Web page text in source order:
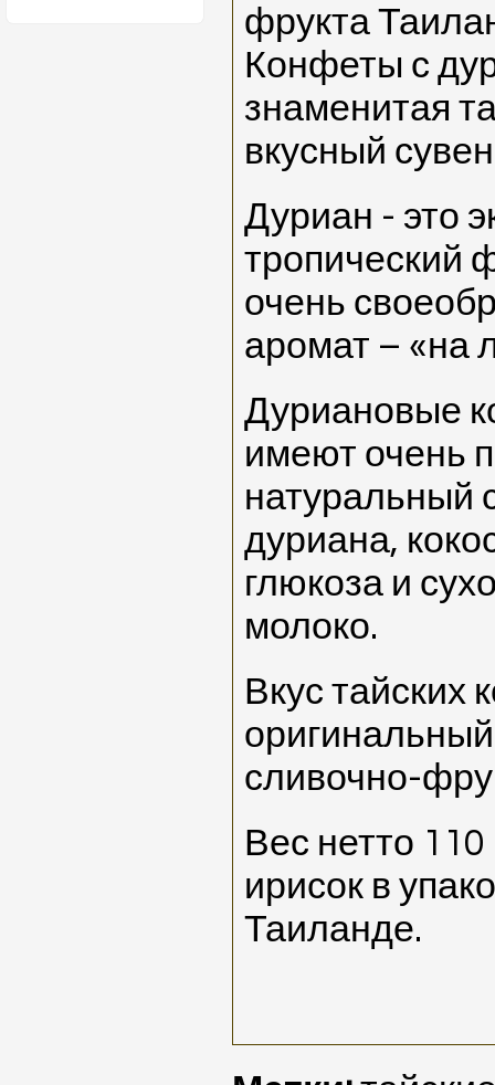
фрукта
Конфеты с
знаменитая
вкусный
Дуриан - это
тропический
очень
аромат – «на
Дуриановые
имеют очень
натуральный
дуриана,
глюкоза и
молоко.
Вкус тайских
сливочно-
Вес нетто
ирисок в
Таиланде.